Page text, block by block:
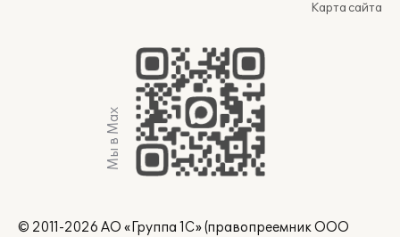
Карта сайта
Мы в Max
© 2011-2026 АО «Группа 1С» (правопреемник ООО